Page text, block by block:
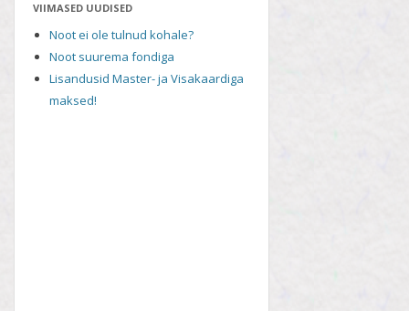
VIIMASED UUDISED
Noot ei ole tulnud kohale?
Noot suurema fondiga
Lisandusid Master- ja Visakaardiga
maksed!